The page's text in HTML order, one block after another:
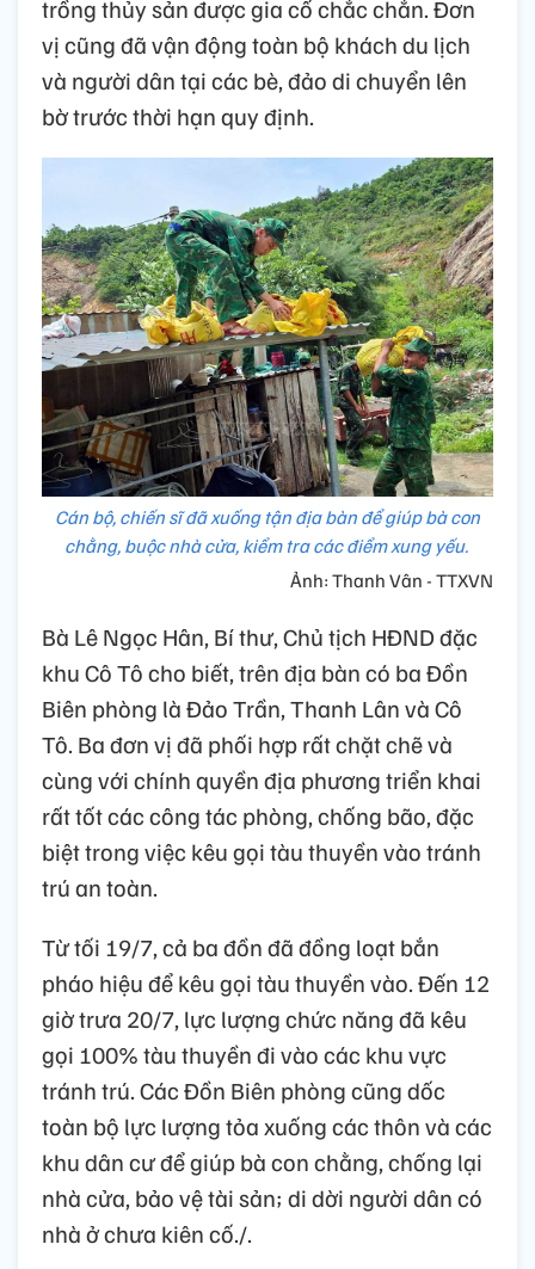
trồng thủy sản được gia cố chắc chắn. Đơn
vị cũng đã vận động toàn bộ khách du lịch
và người dân tại các bè, đảo di chuyển lên
bờ trước thời hạn quy định.
Cán bộ, chiến sĩ đã xuống tận địa bàn để giúp bà con
chằng, buộc nhà cửa, kiểm tra các điểm xung yếu.
Ảnh: Thanh Vân - TTXVN
Bà Lê Ngọc Hân, Bí thư, Chủ tịch HĐND đặc
khu Cô Tô cho biết, trên địa bàn có ba Đồn
Biên phòng là Đảo Trần, Thanh Lân và Cô
Tô. Ba đơn vị đã phối hợp rất chặt chẽ và
cùng với chính quyền địa phương triển khai
rất tốt các công tác phòng, chống bão, đặc
biệt trong việc kêu gọi tàu thuyền vào tránh
trú an toàn.
Từ tối 19/7, cả ba đồn đã đồng loạt bắn
pháo hiệu để kêu gọi tàu thuyền vào. Đến 12
giờ trưa 20/7, lực lượng chức năng đã kêu
gọi 100% tàu thuyền đi vào các khu vực
tránh trú. Các Đồn Biên phòng cũng dốc
toàn bộ lực lượng tỏa xuống các thôn và các
khu dân cư để giúp bà con chằng, chống lại
nhà cửa, bảo vệ tài sản; di dời người dân có
nhà ở chưa kiên cố./.